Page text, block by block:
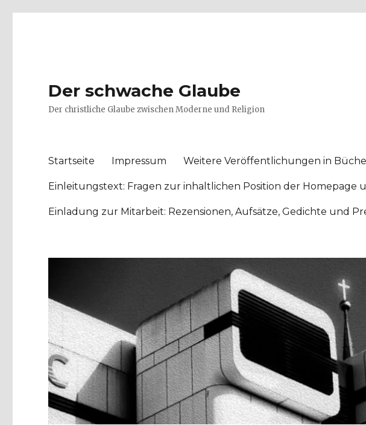
Der schwache Glaube
Der christliche Glaube zwischen Moderne und Religion
Startseite Impressum Weitere Veröffentlichungen in
Einleitungstext: Fragen zur inhaltlichen Position der Homepage
Einladung zur Mitarbeit: Rezensionen, Aufsätze, Gedichte und